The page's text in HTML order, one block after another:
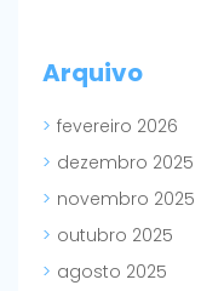
Arquivo
fevereiro 2026
dezembro 2025
novembro 2025
outubro 2025
agosto 2025